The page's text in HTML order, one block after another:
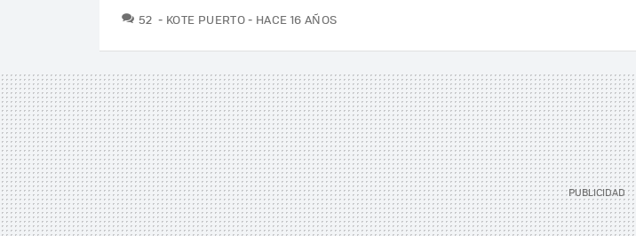
52 COMENTARIOS
KOTE PUERTO HACE 16 AÑOS